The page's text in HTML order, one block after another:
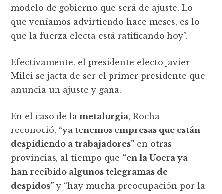
modelo de gobierno que será de ajuste. Lo
que veníamos advirtiendo hace meses, es lo
que la fuerza electa está ratificando hoy”.
Efectivamente, el presidente electo Javier
Milei se jacta de ser el primer presidente que
anuncia un ajuste y gana.
En el caso de la metalurgia, Rocha
reconoció, “ya tenemos empresas que están
despidiendo a trabajadores” en otras
provincias, al tiempo que “en la Uocra ya
han recibido algunos telegramas de
despidos” y “hay mucha preocupación por la